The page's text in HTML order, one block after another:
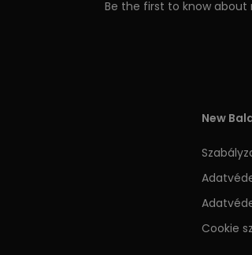
Be the first to know about
New
Cookie